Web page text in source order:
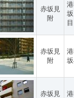
赤坂見
附
目
赤坂見
附
赤坂見